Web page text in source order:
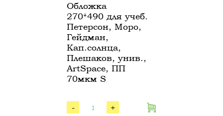
Обложка
270*490 для учеб.
Петерсон, Моро,
Гейдман,
Кап.солнца,
Плешаков, унив.,
ArtSpace, ПП
70мкм S
- +